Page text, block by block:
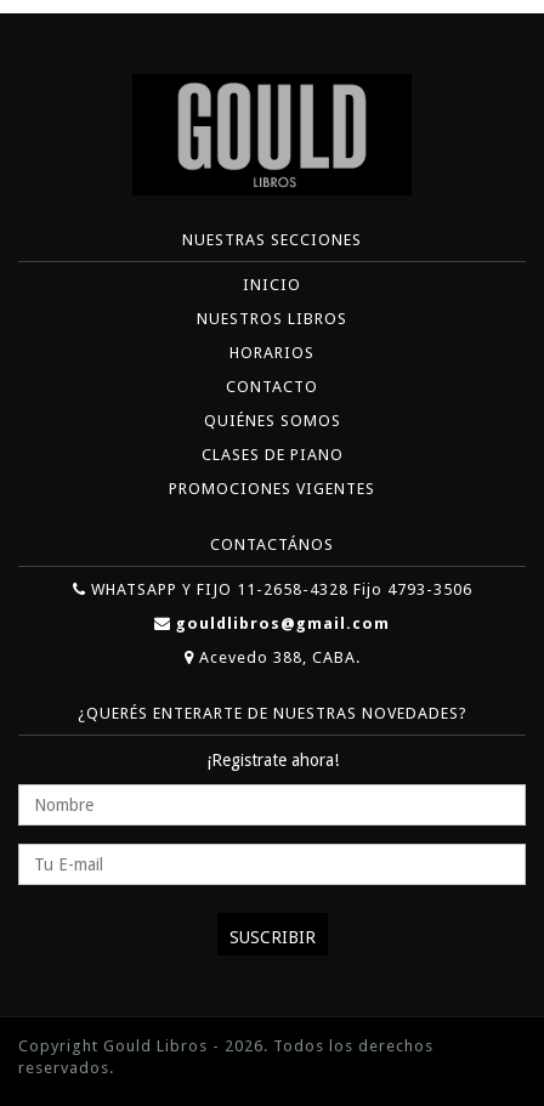
NUESTRAS SECCIONES
INICIO
NUESTROS LIBROS
HORARIOS
CONTACTO
QUIÉNES SOMOS
CLASES DE PIANO
PROMOCIONES VIGENTES
CONTACTÁNOS
WHATSAPP Y FIJO 11-2658-4328 Fijo 4793-3506
gouldlibros@gmail.com
Acevedo 388, CABA.
¿QUERÉS ENTERARTE DE NUESTRAS NOVEDADES?
¡Registrate ahora!
Copyright Gould Libros - 2026. Todos los derechos
reservados.